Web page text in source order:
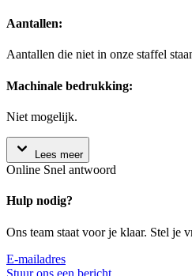
Aantallen:
Aantallen die niet in onze staffel
Machinale bedrukking:
Niet mogelijk.
Lees meer
Online Snel antwoord
Hulp nodig?
Ons team staat voor je klaar. Stel je
E-mailadres
Stuur ons een bericht